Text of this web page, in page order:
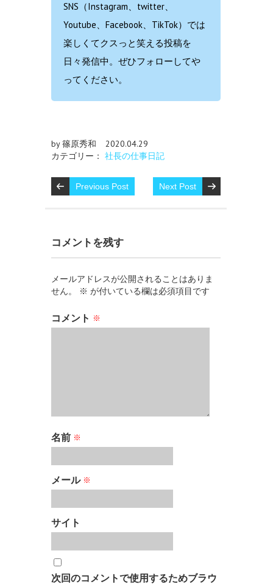
SNS（Instagram、twitter、
Youtube、Facebook、TikTok）では
楽しくてクスっと笑える投稿を
日々発信中。ぜひフォローしてや
ってください。
by 篠原秀和
2020.04.29
カテゴリー： 社長の仕事日記
Previous Post Next Post
コメントを残す
メールアドレスが公開されることはありま
せん。
※ が付いている欄は必須項目です
コメント ※
名前 ※
メール ※
サイト
次回のコメントで使用するためブラウ